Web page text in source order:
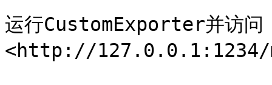
运行CustomExporter并访问
<http://127.0.0.1:1234/